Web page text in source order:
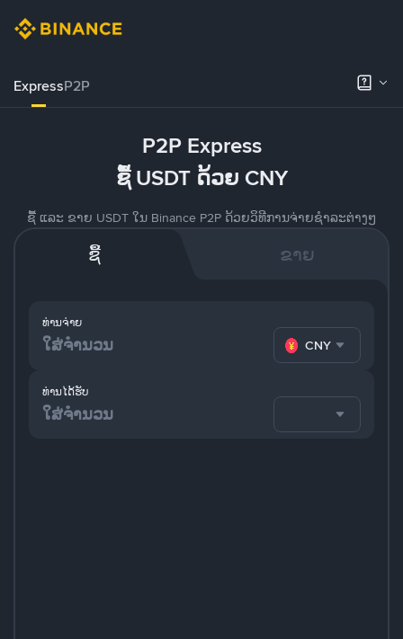
ExpressP2P
P2P Express
ຊື້ USDT ດ້ວຍ CNY
ຊື້ ແລະ ຂາຍ USDT ໃນ Binance P2P ດ້ວຍວິທີການຈ່າຍຊຳລະຕ່າງໆ
ຊື້ ຂາຍ
ທ່ານຈ່າຍ
CNY
ທ່ານໄດ້ຮັບ